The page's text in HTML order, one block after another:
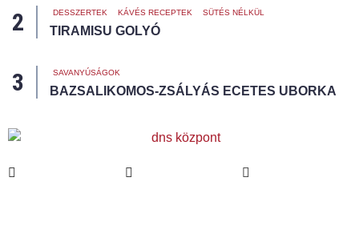
DESSZERTEK KÁVÉS RECEPTEK SÜTÉS NÉLKÜL
TIRAMISU GOLYÓ
SAVANYÚSÁGOK
BAZSALIKOMOS-ZSÁLYÁS ECETES UBORKA